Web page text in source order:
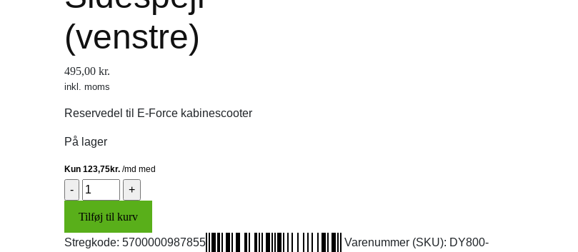
(venstre)
495,00 kr.
inkl. moms
Reservedel til E-Force kabinescooter
På lager
Sidespejl
(venstre)
antal
Tilføj til kurv
Stregkode: 5700000987855 Varenummer (SKU): DY800-